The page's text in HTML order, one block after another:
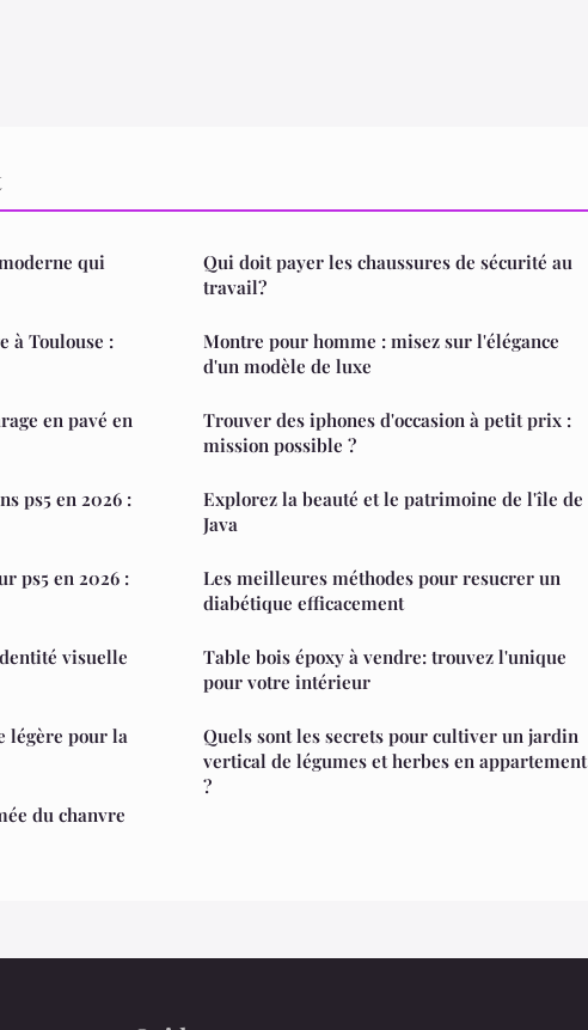
qui
à Toulouse :
en pavé en
ps5 en 2026 :
ps5 en 2026 :
visuelle
légère pour la
du chanvre
Qui doit payer les chaussures de sécurité au
travail?
Montre pour homme : misez sur l'élégance
d'un modèle de luxe
Trouver des iphones d'occasion à petit prix :
mission possible ?
Explorez la beauté et le patrimoine de l'île de
Java
Les meilleures méthodes pour resucrer un
diabétique efficacement
Table bois époxy à vendre: trouvez l'unique
pour votre intérieur
Quels sont les secrets pour cultiver un jardin
vertical de légumes et herbes en appartement
?